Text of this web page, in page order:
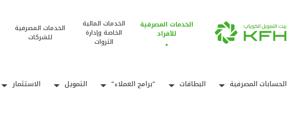
الخدمات المصرفية
للأفراد
الخدمات المالية
الخاصة وإدارة
الثروات
الخدمات المصرفية
للشركات
الحسابات المصرفية البطاقات "برامج العملاء" التمويل الاستثمار